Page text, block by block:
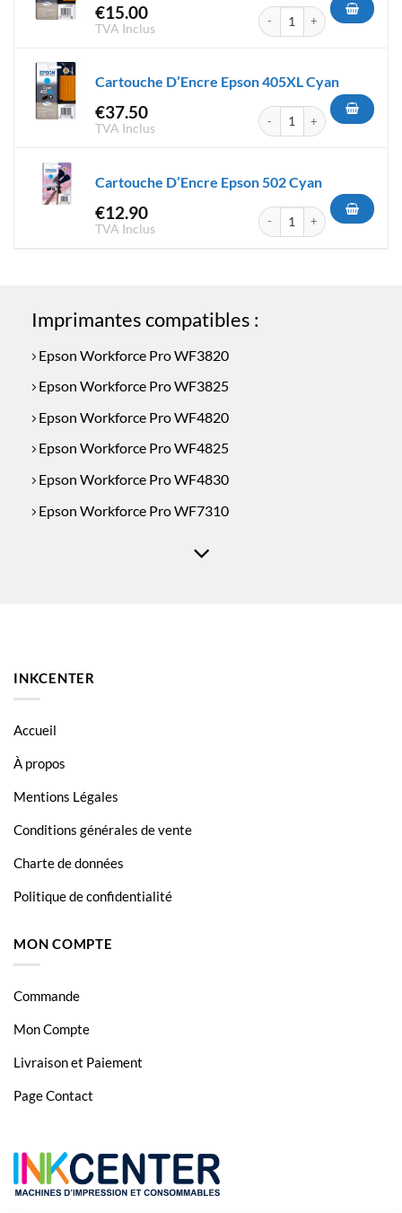
€15.00
TVA Inclus
quantité de Cartouche
Cartouche D’Encre Epson 405XL Cyan
€37.50
TVA Inclus
quantité de Cartouche
Cartouche D’Encre Epson 502 Cyan
€12.90
TVA Inclus
quantité de Cartouche
Imprimantes compatibles :
Epson Workforce Pro WF3820
Epson Workforce Pro WF3825
Epson Workforce Pro WF4820
Epson Workforce Pro WF4825
Epson Workforce Pro WF4830
Epson Workforce Pro WF7310
INKCENTER
Accueil
À propos
Mentions Légales
Conditions générales de vente
Charte de données
Politique de confidentialité
MON COMPTE
Commande
Mon Compte
Livraison et Paiement
Page Contact